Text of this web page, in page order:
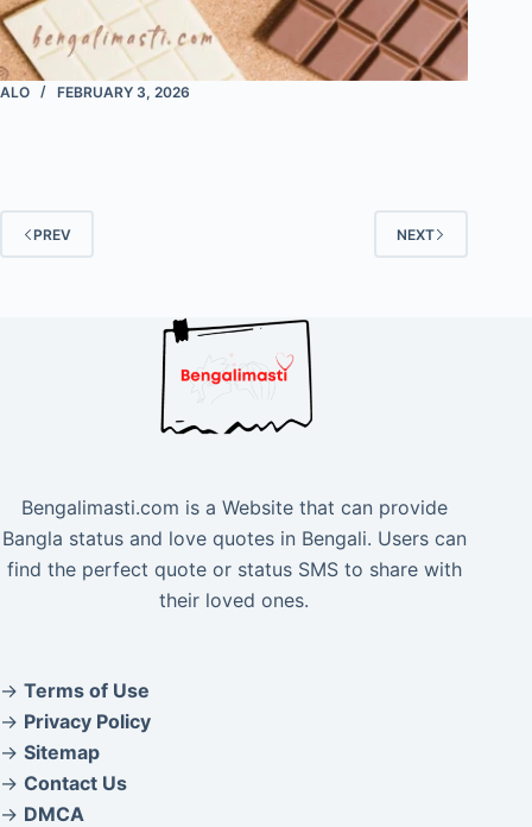
ALO FEBRUARY 3, 2026
PREV NEXT
Bengalimasti.com is a Website that can provide
Bangla status and love quotes in Bengali. Users can
find the perfect quote or status SMS to share with
their loved ones.
→ Terms of Use
→ Privacy Policy
→ Sitemap
→ Contact Us
→ DMCA